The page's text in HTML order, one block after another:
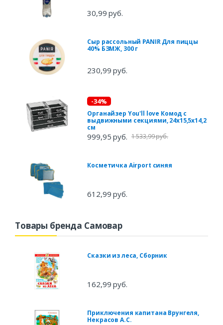
30,99 руб.
Сыр рассольный PANIR Для пиццы
40% БЗМЖ, 300 г
230,99 руб.
-34%
Органайзер You'll love Комод с
выдвижными секциями, 24х15,5х14,2
см
999,95 руб. 1 533,99 руб.
Косметичка Airport синяя
612,99 руб.
Товары бренда Самовар
Сказки из леса, Сборник
162,99 руб.
Приключения капитана Врунгеля,
Некрасов А.С.